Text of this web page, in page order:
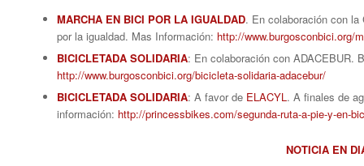
MARCHA EN BICI POR LA IGUALDAD. En colaboración con
por la igualdad. Mas Información: http://www.burgosconbici.org/
BICICLETADA SOLIDARIA: En colaboración con ADACEBUR.
http://www.burgosconbici.org/bicicleta-solidaria-adacebur/
BICICLETADA SOLIDARIA: A favor de ELACYL. A finales de
información: http://princessbikes.com/segunda-ruta-a-pie-y-en-
NOTICIA EN